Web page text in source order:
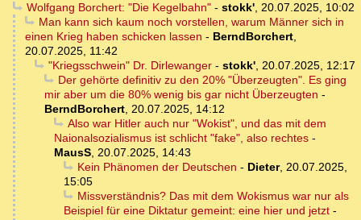
Wolfgang Borchert: "Die Kegelbahn"- stokk', 20.07.2025, 10:02
Man kann sich kaum noch vorstellen, warum Männer sich in
einen Krieg haben schicken lassen - BerndBorchert,
20.07.2025, 11:42
"Kriegsschwein" Dr. Dirlewanger- stokk', 20.07.2025, 12:17
Der gehörte definitiv zu den 20% "Überzeugten". Es ging
mir aber um die 80% wenig bis gar nicht Überzeugten -
BerndBorchert, 20.07.2025, 14:12
Also war Hitler auch nur "Wokist", und das mit dem
Naionalsozialismus ist schlicht "fake", also rechtes -
MausS, 20.07.2025, 14:43
Kein Phänomen der Deutschen - Dieter, 20.07.2025,
15:05
Missverständnis? Das mit dem Wokismus war nur als
Beispiel für eine Diktatur gemeint: eine hier und jetzt -